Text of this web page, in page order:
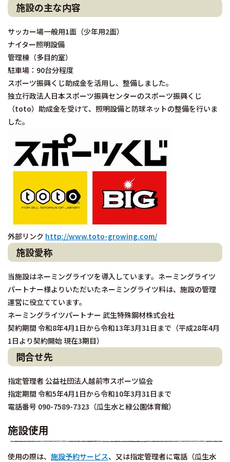
施設の主な内容
サッカー場一般用1面（少年用2面）
ナイター照明設備
管理棟（多目的室）
駐車場：90台分程度
スポーツ振興くじ助成金を活用し、整備しました。
独立行政法人日本スポーツ振興センターのスポーツ振興くじ
（toto）助成金を受けて、照明設備と防球ネットの整備を行いま
した。
外部リンク http://www.toto-growing.com/
施設愛称
当施設はネーミングライツを導入しています。ネーミングライツ
パートナー様よりいただいたネーミングライツ料は、施設の管理
運営に役立てています。
ネーミングライツパートナー 武生特殊鋼材株式会社
契約期間 令和8年4月1日から令和13年3月31日まで（平成28年4月
1日より契約開始 現在3期目）
問合せ先
指定管理者 公益社団法人越前市スポーツ協会
指定期間 令和5年4月1日から令和10年3月31日まで
電話番号 090-7589-7323（瓜生水と緑公園体育館）
施設使用
使用の際は、 施設予約サービス、又は指定管理者に電話（瓜生水